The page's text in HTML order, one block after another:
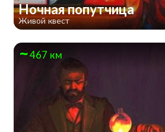
Ночная попутчица
Живой квест
467 км